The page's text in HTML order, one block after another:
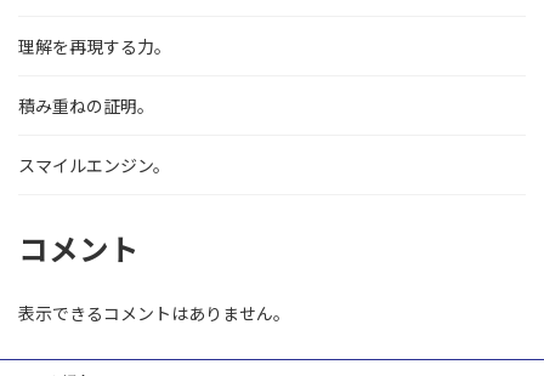
理解を再現する力。
積み重ねの証明。
スマイルエンジン。
コメント
表示できるコメントはありません。